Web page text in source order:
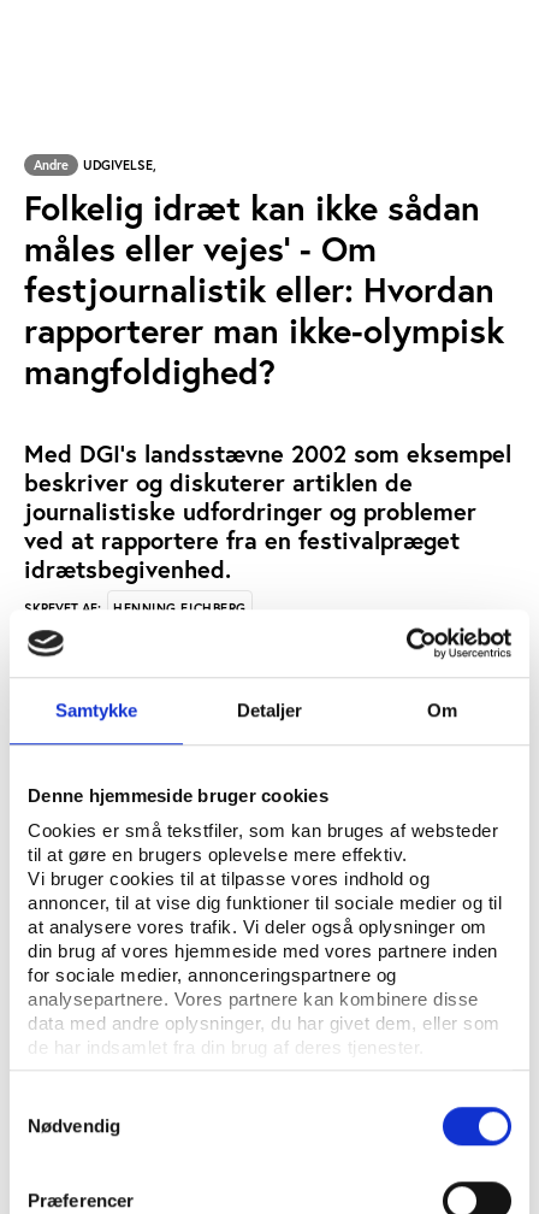
Samtykke Detaljer Om
Denne hjemmeside bruger cookies
Cookies er små tekstfiler, som kan bruges af websteder
til at gøre en brugers oplevelse mere effektiv.
Vi bruger cookies til at tilpasse vores indhold og
annoncer, til at vise dig funktioner til sociale medier og til
at analysere vores trafik. Vi deler også oplysninger om
din brug af vores hjemmeside med vores partnere inden
for sociale medier, annonceringspartnere og
analysepartnere. Vores partnere kan kombinere disse
data med andre oplysninger, du har givet dem, eller som
de har indsamlet fra din brug af deres tjenester.
Nødvendig
Præferencer
Andre UDGIVELSE,
Folkelig idræt kan ikke sådan
måles eller vejes' - Om
festjournalistik eller: Hvordan
rapporterer man ikke-olympisk
mangfoldighed?
Med DGI's landsstævne 2002 som eksempel
beskriver og diskuterer artiklen de
journalistiske udfordringer og problemer
ved at rapportere fra en festivalpræget
idrætsbegivenhed.
SKREVET AF: HENNING EICHBERG
NØGLEORD: MEDIER OG MARKETING
ÅBN RAPPORT
ANTAL SIDER: 15
ISBN: 87-7838-888-0
Eksemplarfremstilling af papirkopier/prints fra
Idrætshistorisk Årbog til undervisningsbrug på
uddannelsesinstitutioner og intern administrativ brug
er tilladt efter aftale med COPY-DAN Tekst & Node.
Eksemplarfremstillingen skal ske inden for aftalens
begrænsninger.